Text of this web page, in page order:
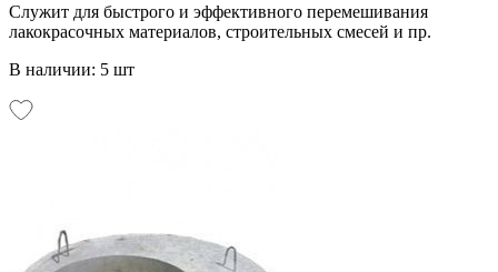
Служит для быстрого и эффективного перемешивания
лакокрасочных материалов, строительных смесей и пр.
В наличии: 5 шт